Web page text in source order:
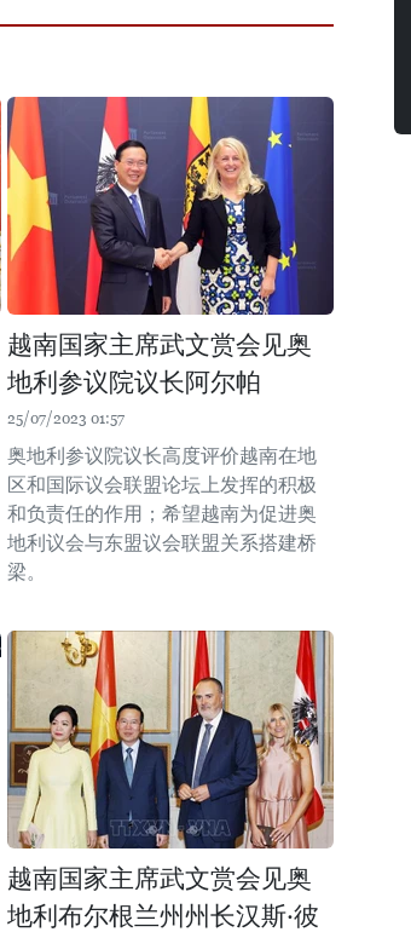
越南国家主席武文赏会见奥
地利参议院议长阿尔帕
25/07/2023 01:57
奥地利参议院议长高度评价越南在地
区和国际议会联盟论坛上发挥的积极
和负责任的作用；希望越南为促进奥
地利议会与东盟议会联盟关系搭建桥
梁。
越南国家主席武文赏会见奥
地利布尔根兰州州长汉斯·彼